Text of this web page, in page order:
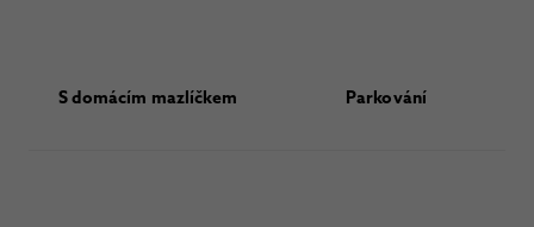
S domácím mazlíčkem Parkování